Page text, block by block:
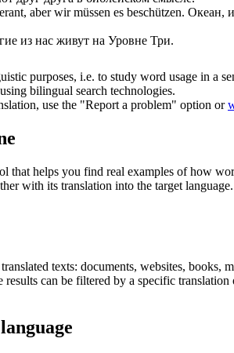
aber wir müssen es beschützen. Океан,
из нас живут на Уровне Три.
purposes, i.e. to study word usage in a
bilingual search technologies.
use the "Report a problem" option or
helps you find real examples of how
with its translation into the target
texts: documents, websites,
can be filtered by a specific